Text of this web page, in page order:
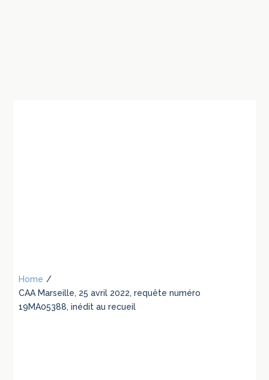
Home /
CAA Marseille, 25 avril 2022, requête numéro
19MA05388, inédit au recueil